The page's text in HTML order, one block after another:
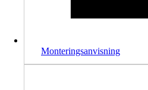
Monteringsanvisning